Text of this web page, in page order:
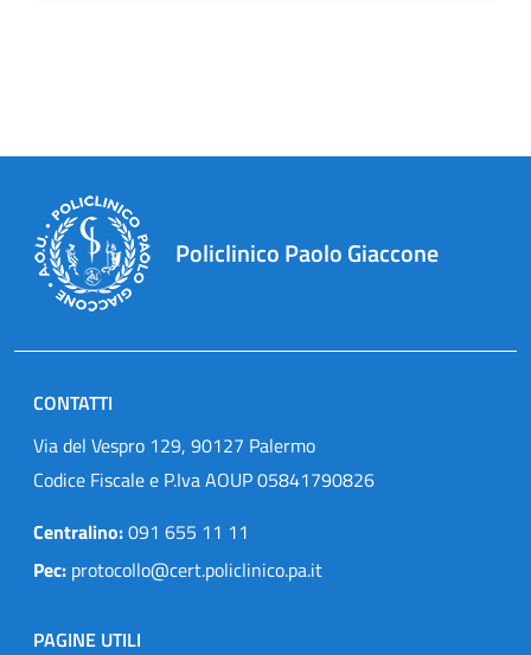
Policlinico Paolo Giaccone
CONTATTI
Via del Vespro 129, 90127 Palermo
Codice Fiscale e P.Iva AOUP 05841790826
Centralino:091 655 11 11
Pec: protocollo@cert.policlinico.pa.it
PAGINE UTILI